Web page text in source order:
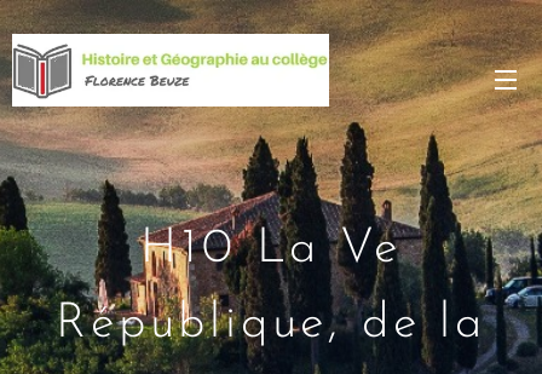
H10 La Ve
République, de la